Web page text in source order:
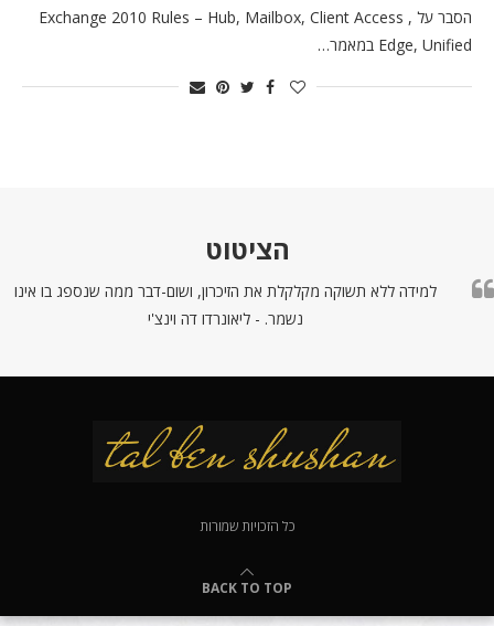
הסבר על Exchange 2010 Rules – Hub, Mailbox, Client Access ,
Edge, Unified במאמר…
הציטוט
למידה ללא תשוקה מקלקלת את הזיכרון, ושום-דבר ממה שנספג בו אינו
נשמר. - ליאונרדו דה וינצ'י
כל הזכויות שמורות
BACK TO TOP